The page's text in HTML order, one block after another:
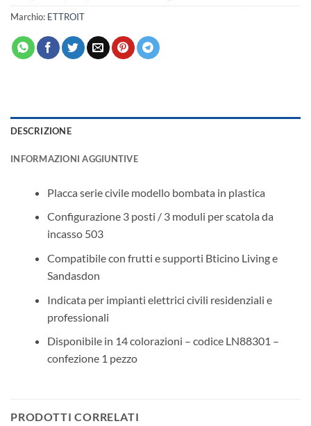
Marchio: ETTROIT
DESCRIZIONE
INFORMAZIONI AGGIUNTIVE
Placca serie civile modello bombata in plastica
Configurazione 3 posti / 3 moduli per scatola da
incasso 503
Compatibile con frutti e supporti Bticino Living e
Sandasdon
Indicata per impianti elettrici civili residenziali e
professionali
Disponibile in 14 colorazioni – codice LN88301 –
confezione 1 pezzo
PRODOTTI CORRELATI